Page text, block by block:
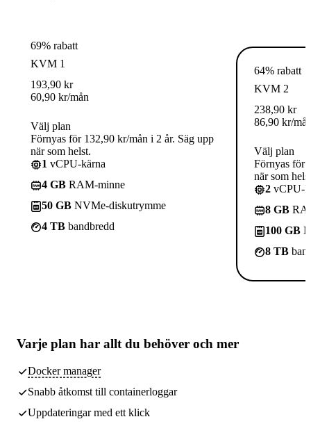
69% rabatt
KVM 1
193,90 kr
60,90 kr/mån
Välj plan
Förnyas för 132,90 kr/mån i 2 år. Säg upp
när som helst.
1 vCPU-kärna
4 GB RAM-minne
50 GB NVMe-diskutrymme
4 TB bandbredd
64% rabatt
KVM 2
238,90 kr
86,90 kr/
Välj plan
Förnyas för
när som
2 vCPU-
8 GB
100 GB
8 TB
Varje plan har allt du behöver och mer
Docker manager
Snabb åtkomst till containerloggar
Uppdateringar med ett klick